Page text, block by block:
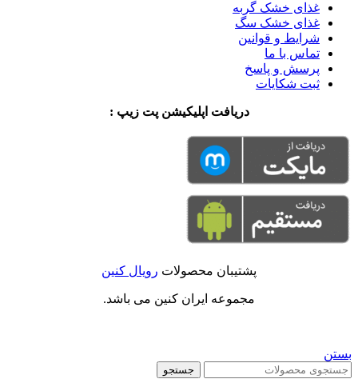
غذای خشک گربه
غذای خشک سگ
شرایط و قوانین
تماس با ما
پرسش و پاسخ
ثبت شکایات
دریافت اپلیکیشن پت زیپ :
پشتیبان محصولات رویال کنین
مجموعه ایران کنین می باشد.
بستن
جستجو